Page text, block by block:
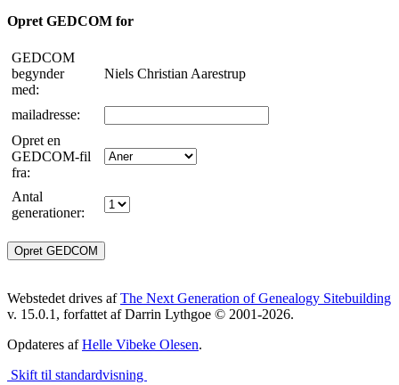
Opret GEDCOM for
GEDCOM
begynder
med:
Niels Christian Aarestrup
mailadresse:
Opret en
GEDCOM-fil
fra:
Antal
generationer:
Webstedet drives afThe Next Generation of Genealogy Sitebuilding
v. 15.0.1, forfattet af Darrin Lythgoe © 2001-2026.
Opdateres afHelle Vibeke Olesen.
Skift til standardvisning